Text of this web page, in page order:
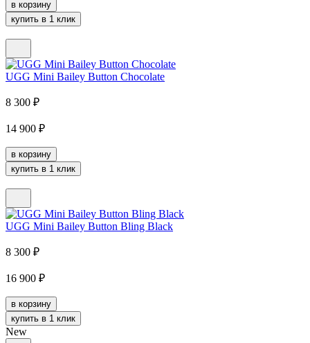
в корзину
купить в 1 клик
UGG Mini Bailey Button Chocolate
8 300 ₽
14 900 ₽
в корзину
купить в 1 клик
UGG Mini Bailey Button Bling Black
8 300 ₽
16 900 ₽
в корзину
купить в 1 клик
New